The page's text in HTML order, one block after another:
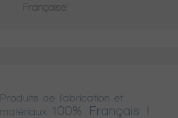
Française"
Produits de fabrication et
matériaux
100% Français !